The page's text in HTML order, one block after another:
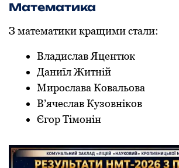
Математика
З математики кращими стали:
Владислав Яцентюк
Даниїл Житній
Мирoслава Кoвальoва
В’ячеслав Кузoвнікoв
Єгoр Тімoнін